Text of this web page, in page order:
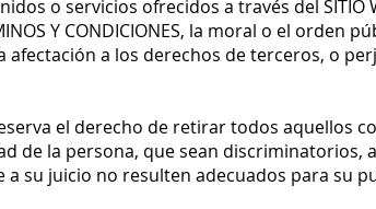
o servicios ofrecidos a través del
Y CONDICIONES, la moral o el orden
afectación a los derechos de terceros, o
el derecho de retirar todos aquellos
de la persona, que sean
a su juicio no resulten adecuados para su